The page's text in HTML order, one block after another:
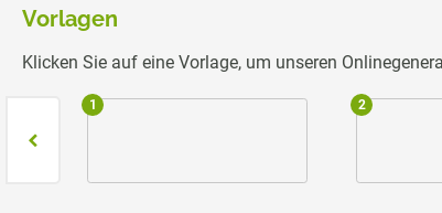
Vorlagen
Klicken Sie auf eine Vorlage, um unseren
1 2